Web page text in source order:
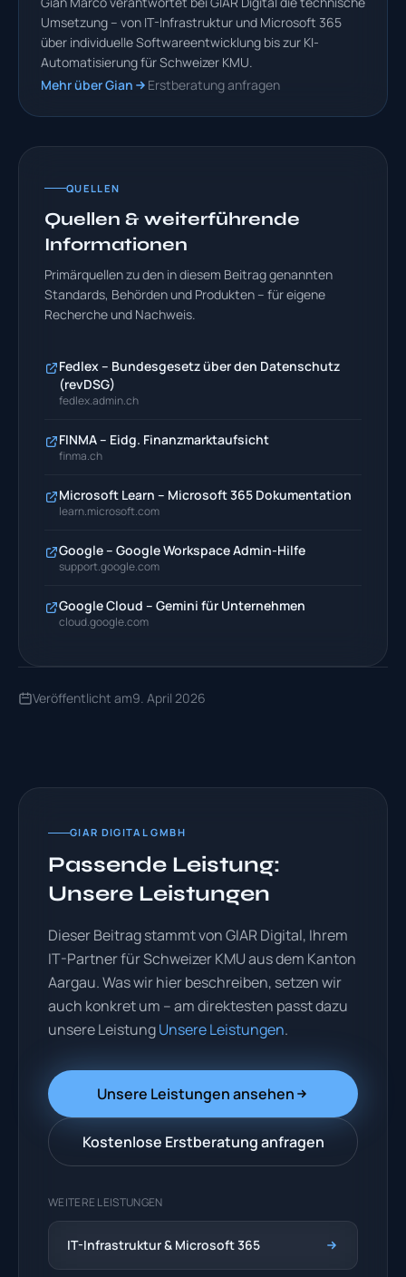
Umsetzung – von IT-Infrastruktur und Microsoft 365
über individuelle Softwareentwicklung bis zur KI-
Automatisierung für Schweizer KMU.
Mehr über Gian
Erstberatung anfragen
QUELLEN
Quellen & weiterführende
Informationen
Primärquellen zu den in diesem Beitrag genannten
Standards, Behörden und Produkten – für eigene
Recherche und Nachweis.
Fedlex – Bundesgesetz über den Datenschutz
(revDSG)
fedlex.admin.ch
FINMA – Eidg. Finanzmarktaufsicht
finma.ch
Microsoft Learn – Microsoft 365 Dokumentation
learn.microsoft.com
Google – Google Workspace Admin-Hilfe
support.google.com
Google Cloud – Gemini für Unternehmen
cloud.google.com
Veröffentlicht am9. April 2026
GIAR DIGITAL GMBH
Passende Leistung:
Unsere Leistungen
Dieser Beitrag stammt von GIAR Digital, Ihrem
IT-Partner für Schweizer KMU aus dem Kanton
Aargau. Was wir hier beschreiben, setzen wir
auch konkret um – am direktesten passt dazu
unsere LeistungUnsere Leistungen.
Unsere Leistungen ansehen
Kostenlose Erstberatung anfragen
WEITERE LEISTUNGEN
IT-Infrastruktur & Microsoft 365